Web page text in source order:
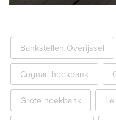
Bankstellen Overijssel
Cognac hoekbank
Grote hoekbank